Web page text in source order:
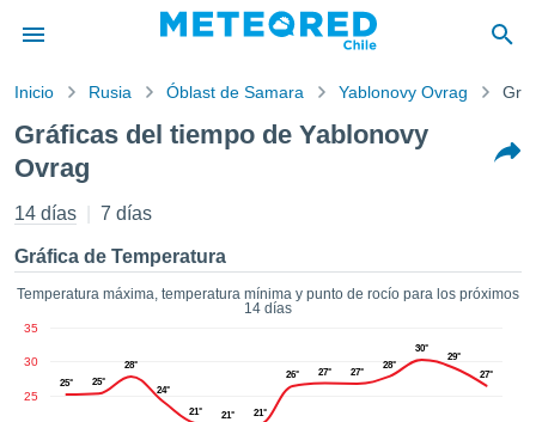
de
para
que se
a este
las
y
Inicio Rusia Óblast de Samara Yablonovy Ovrag
Gráficas del tiempo de Yablonovy
Ovrag
14 días 7 días
Gráfica de Temperatura
Temperatura máxima, temperatura mínima y punto de rocío para los próximos
14 días
25
30
35
25° 25°
28°
24°
21°
21° 21°
26° 27° 27°
28°
30°
29°
27°